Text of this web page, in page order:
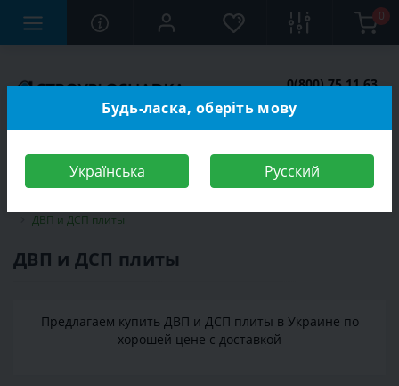
0
0(800) 75 11 63
ДВП и ДСП плиты
ДВП и ДСП плиты
Предлагаем купить ДВП и ДСП плиты в Украине по
хорошей цене с доставкой
Будь-ласка, оберіть мову
Українська Русский